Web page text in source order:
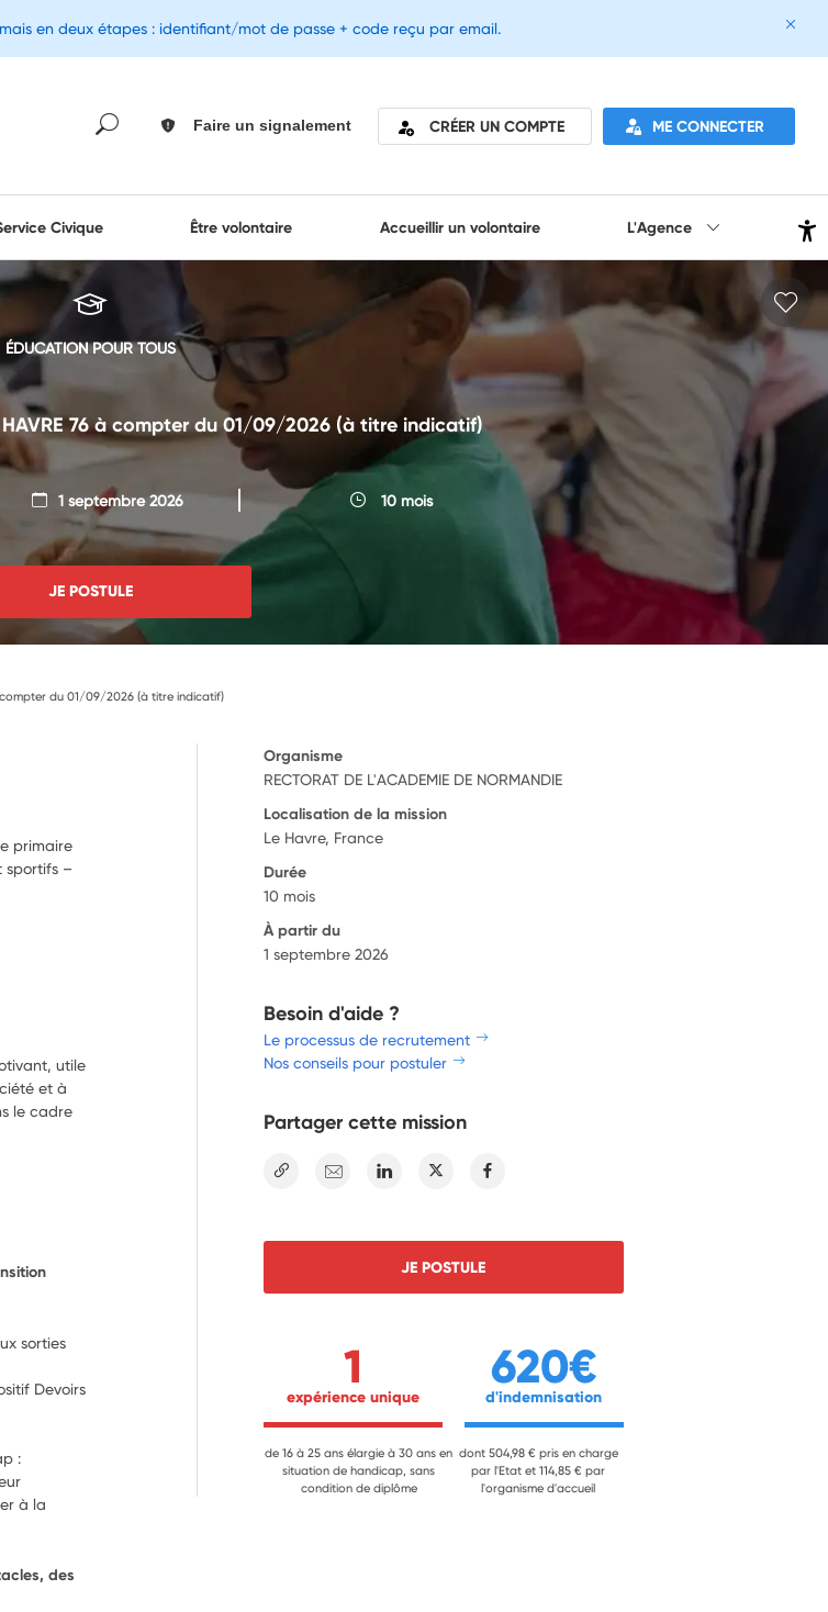
Faire un signalement CRÉER UN COMPTE ME CONNECTER
Civique Être volontaire Accueillir un volontaire L'Agence
ÉDUCATION POUR TOUS
76 à compter du 01/09/2026 (à titre indicatif)
1 septembre 2026 10 mois
JE POSTULE
compter du 01/09/2026 (à titre indicatif)
primaire
sportifs –
utile
et à
le cadre
sorties
Devoirs
:
à la
des
Organisme
RECTORAT DE L'ACADEMIE DE NORMANDIE
Localisation de la mission
Le Havre, France
Durée
10 mois
À partir du
1 septembre 2026
Besoin d'aide ?
Le processus de recrutement
Nos conseils pour postuler
Partager cette mission
E-mail Linkedin Twitter
JE POSTULE
1
expérience unique
de 16 à 25 ans élargie à 30 ans en
situation de handicap, sans
condition de diplôme
620€
d'indemnisation
dont 504,98 € pris en charge
par l'Etat et 114,85 € par
l'organisme d'accueil
en deux étapes : identifiant/mot de passe + code reçu par email.